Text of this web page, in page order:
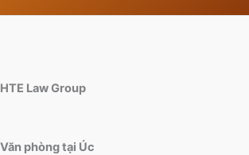
HTE Law Group
Văn phòng tại Úc